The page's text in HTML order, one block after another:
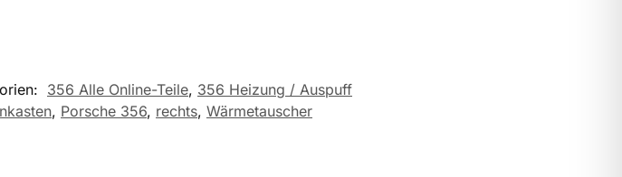
356 Alle Online-Teile, 356 Heizung / Auspuff
, Porsche 356, rechts, Wärmetauscher